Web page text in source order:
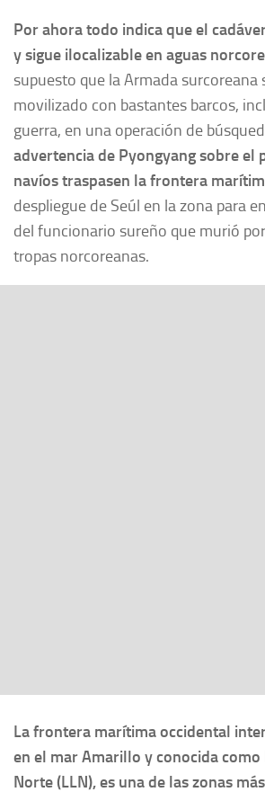
Por ahora todo indica que el
y sigue ilocalizable en aguas
supuesto que la Armada surcoreana
movilizado con bastantes barcos,
guerra, en una operación de
advertencia de Pyongyang sobre el
navíos traspasen la frontera
despliegue de Seúl en la zona para
del funcionario sureño que murió
tropas norcoreanas.
La frontera marítima occidental
en el mar Amarillo y conocida como
Norte (LLN),es una de las zonas